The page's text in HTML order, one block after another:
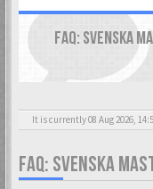
FAQ: SVENSKA
It is currently 08 Aug 2026,
FAQ: SVENSKA